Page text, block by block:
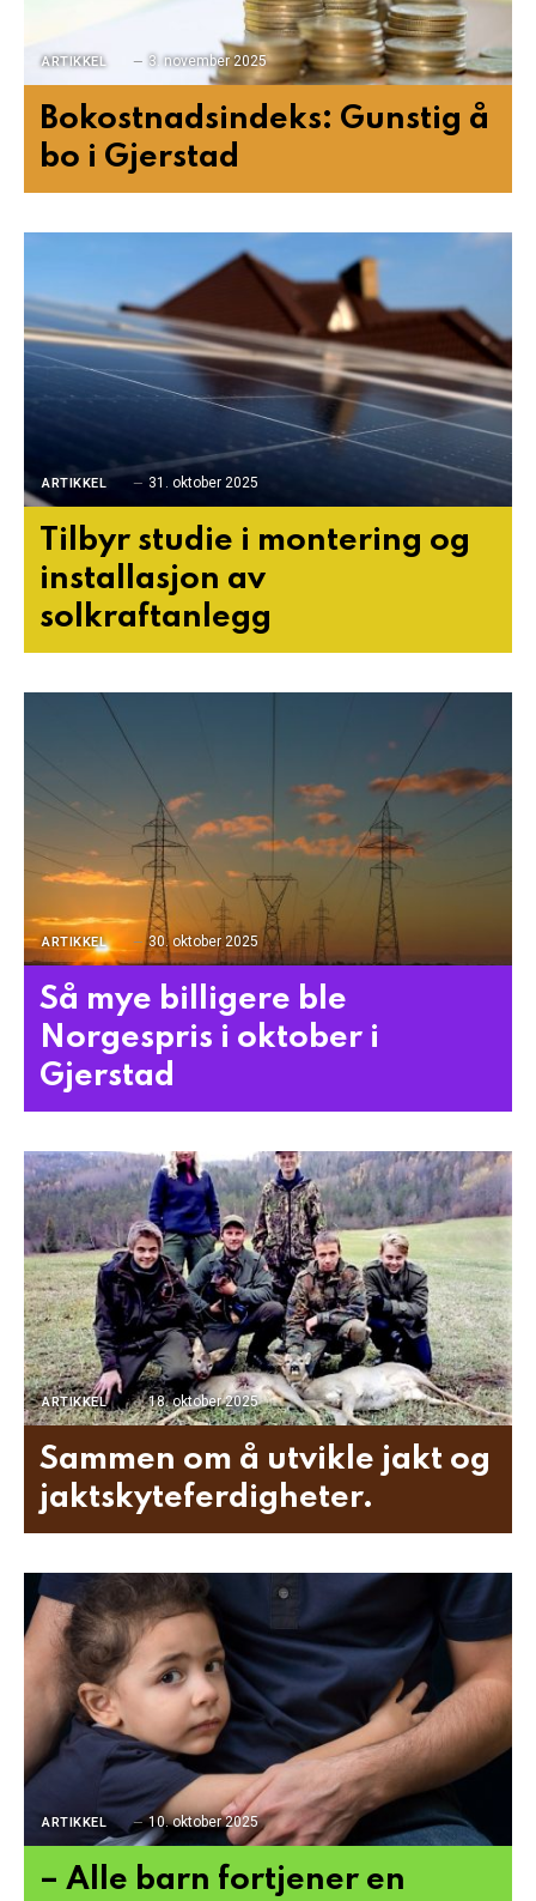
ARTIKKEL 3. november 2025
Bokostnadsindeks: Gunstig å
bo i Gjerstad
ARTIKKEL 31. oktober 2025
Tilbyr studie i montering og
installasjon av
solkraftanlegg
ARTIKKEL 30. oktober 2025
Så mye billigere ble
Norgespris i oktober i
Gjerstad
ARTIKKEL 18. oktober 2025
Sammen om å utvikle jakt og
jaktskyteferdigheter.
ARTIKKEL 10. oktober 2025
– Alle barn fortjener en